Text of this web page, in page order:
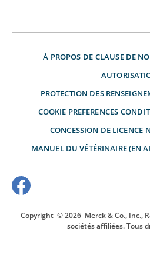
À PROPOS DE CLAUSE DE
PROTECTION DES
COOKIE PREFERENCES
CONCESSION DE LICENCE
MANUEL DU VÉTÉRINAIRE (EN
Copyright © 2026 Merck & Co., Inc.,
sociétés affiliées. Tous